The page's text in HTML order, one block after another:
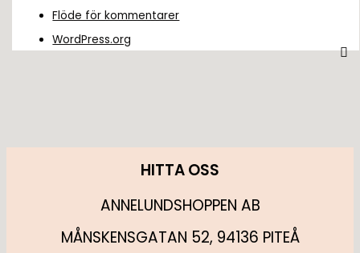
Flöde för kommentarer
WordPress.org
HITTA OSS
ANNELUNDSHOPPEN AB
MÅNSKENSGATAN 52, 94136 PITEÅ